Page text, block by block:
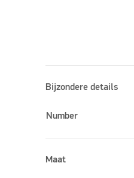
Bijzondere details
Number
Maat